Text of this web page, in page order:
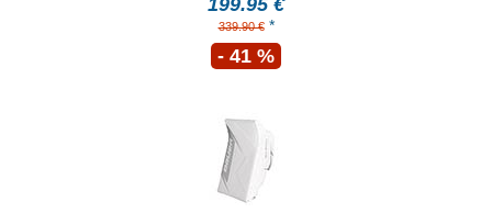
199.95 €
339.90 €*
- 41 %